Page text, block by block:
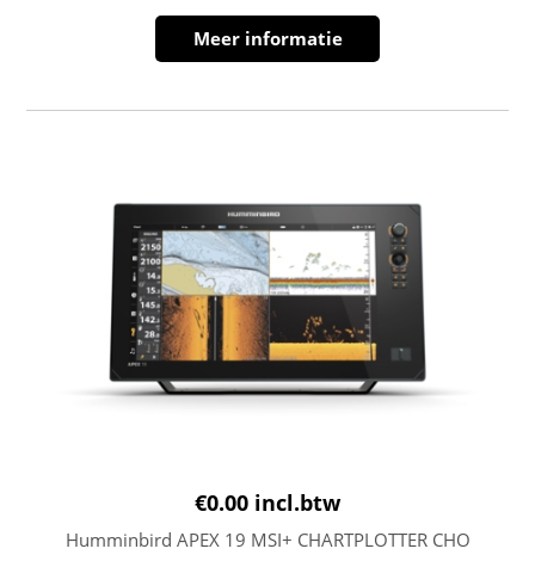
Meer informatie
€0.00 incl.btw
Humminbird APEX 19 MSI+ CHARTPLOTTER CHO